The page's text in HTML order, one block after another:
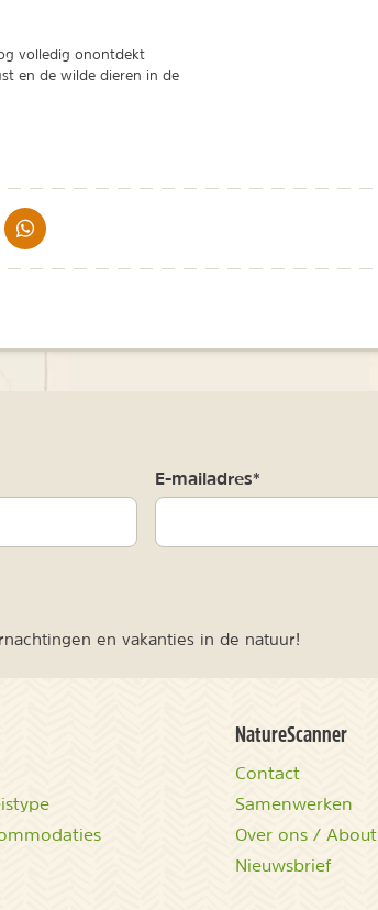
volledig onontdekt
en de wilde dieren in de
MAIL
OP PINTEREST
DELEN OP WHATSAPP
E-mailadres*
en vakanties in de natuur!
NatureScanner
Contact
Samenwerken
Over ons /
Nieuwsbrief